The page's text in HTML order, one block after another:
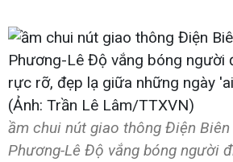
ầm chui nút giao thông Điện Biên
Phương-Lê Độ vắng bóng người